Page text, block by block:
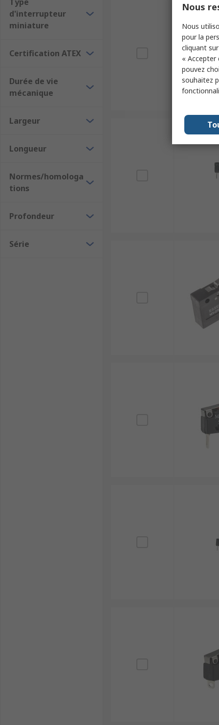
d'interrupteur
miniature
Certification ATEX
Durée de vie
mécanique
Largeur
Longueur
Normes/homologa
tions
Profondeur
Série
Nous
Nous
pour la
cliquant sur
«
pouvez
souhaitez